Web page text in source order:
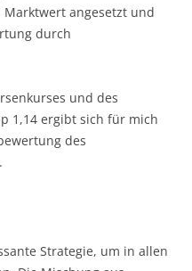
Marktwert angesetzt und
durch
und des
1,14 ergibt sich für mich
des
Strategie, um in allen